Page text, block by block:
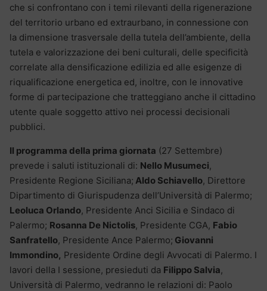
che si confrontano con i temi rilevanti della rigenerazione
del territorio urbano ed extraurbano, in connessione con
la dimensione trasversale della tutela dell’ambiente, della
tutela e valorizzazione dei beni culturali, delle specificità
correlate alla densificazione edilizia ed alle esigenze di
riqualificazione energetica ed, inoltre, con le innovative
forme di partecipazione che tratteggiano anche il cittadino
utente quale soggetto attivo nei processi decisionali
pubblici.
Il programma della prima giornata (27 Settembre)
prevede i saluti istituzionali di: Nello Musumeci,
Presidente Regione Siciliana; Aldo Schiavello, Direttore
Dipartimento di Giurispudenza dell’Università di Palermo;
Leoluca Orlando, Presidente Anci Sicilia e Sindaco di
Palermo; Rosanna De Nictolis, Presidente CGA, Fabio
Sanfratello, Presidente Ance Palermo; Giovanni
Immondino, Presidente Ordine degli Avvocati di Palermo. I
lavori della I sessione, presieduti da Filippo Salvia,
Università di Palermo, vedranno le relazioni di: Paolo